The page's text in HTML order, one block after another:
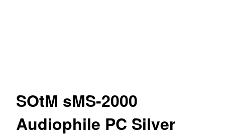
SOtM sMS-2000
Audiophile PC Silver